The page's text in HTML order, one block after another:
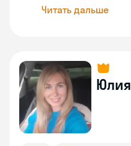
Читать дальше
Юлия